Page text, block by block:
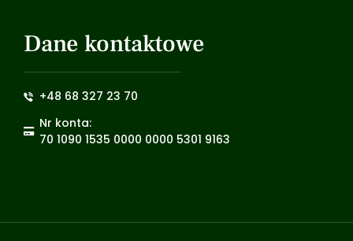
Dane kontaktowe
+48 68 327 23 70
Nr konta:
70 1090 1535 0000 0000 5301 9163